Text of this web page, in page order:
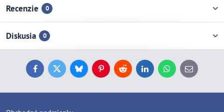
Recenzie 0
Diskusia 0
FacebookTwitterBlueskyPinterestReddit LinkedInWhatsApp
E-
mail